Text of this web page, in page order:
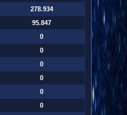
278.934
95.847
0
0
0
0
0
0